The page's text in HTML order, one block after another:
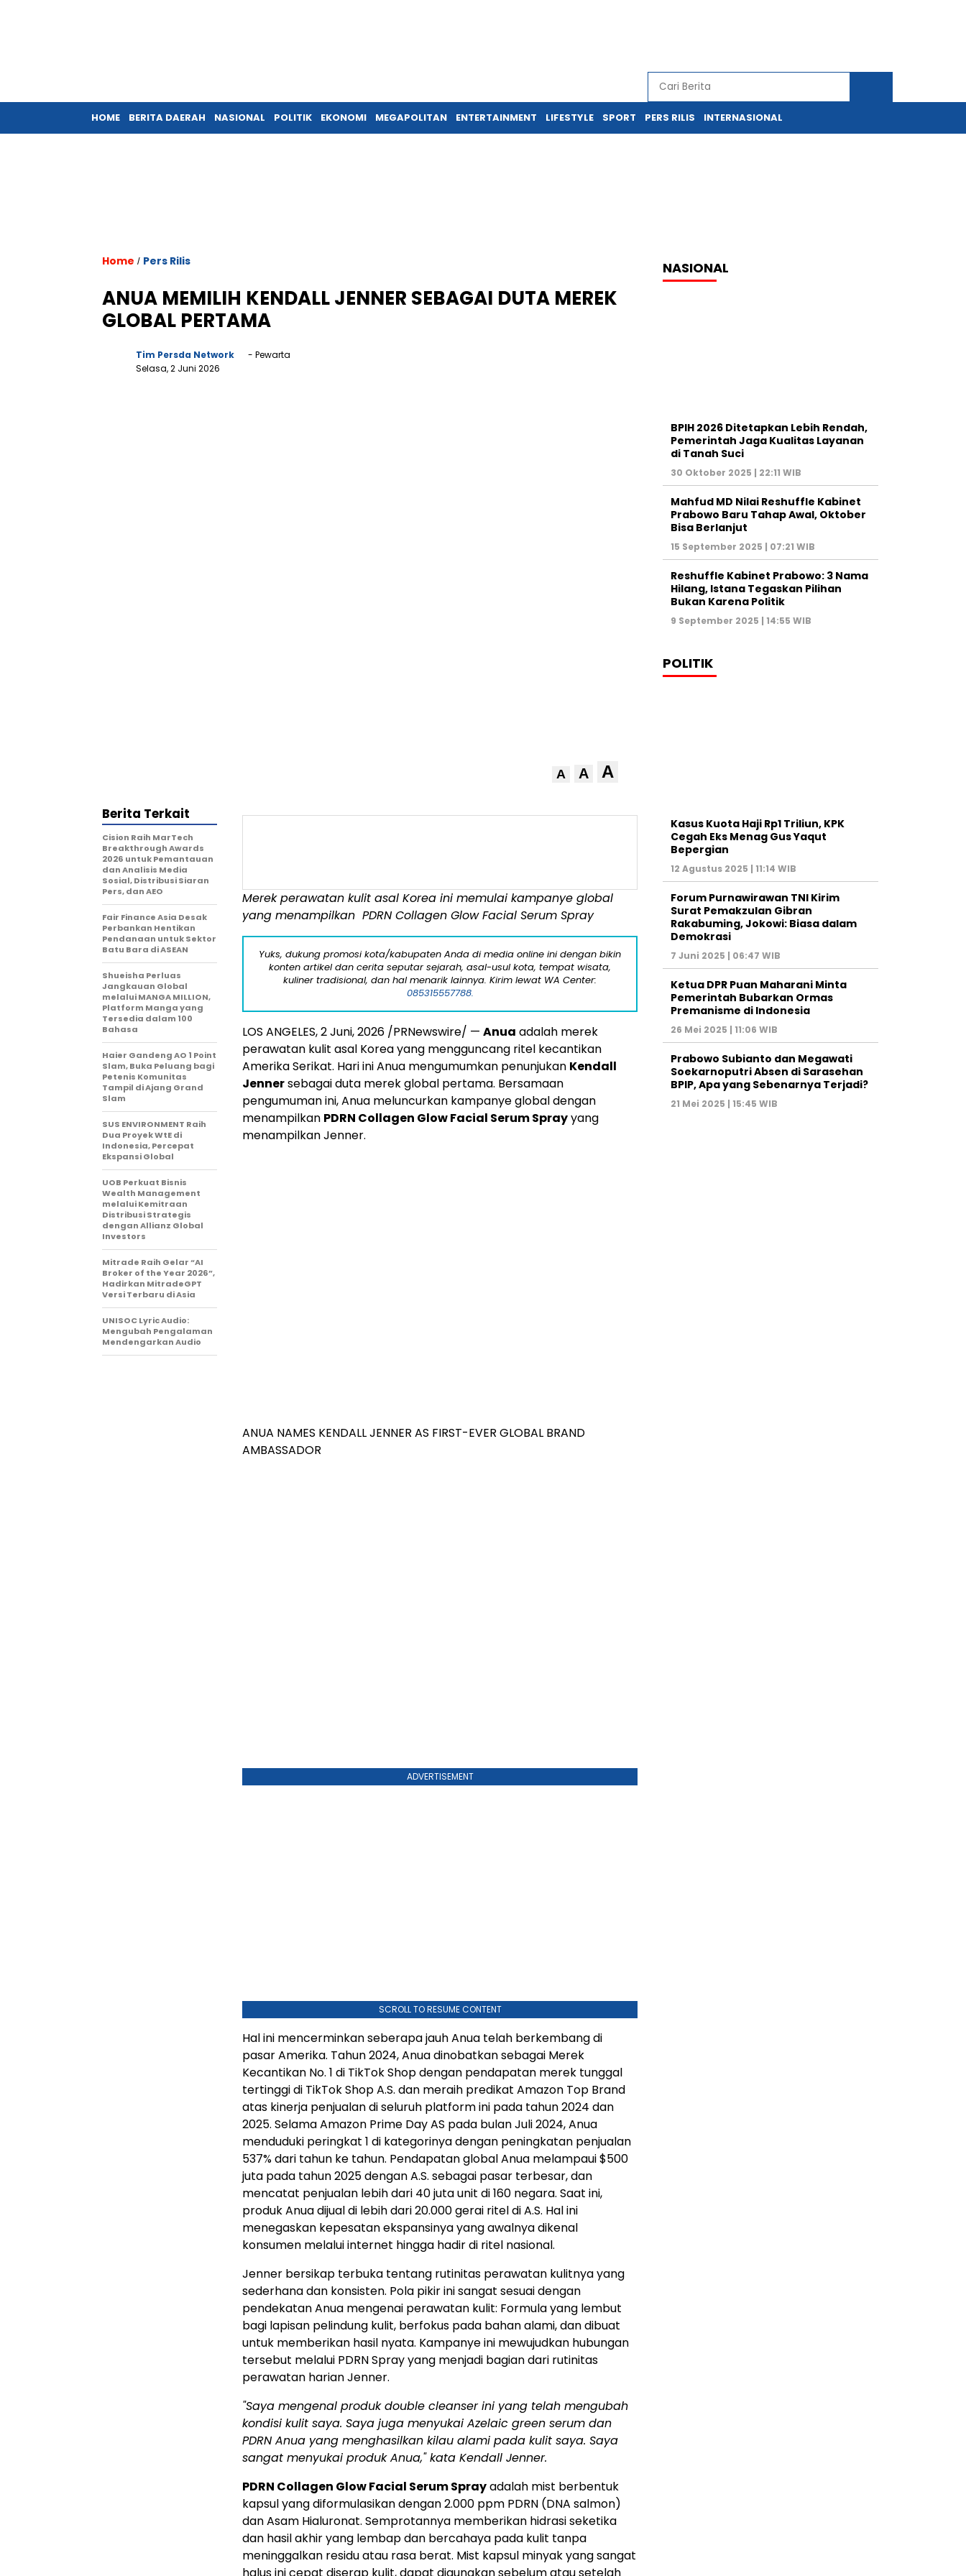
HOME BERITA DAERAH NASIONAL POLITIK EKONOMI MEGAPOLITAN ENTERTAINMENT LIFESTYLE SPORT PERS RILIS INTERNASIONAL
Home / Pers Rilis
ANUA MEMILIH KENDALL JENNER SEBAGAI DUTA MEREK
GLOBAL PERTAMA
Tim Persda Network
- Pewarta
Selasa, 2 Juni 2026
A A A
Merek perawatan kulit asal Korea ini memulai kampanye global
yang menampilkan PDRN Collagen Glow Facial Serum Spray
Yuks, dukung promosi kota/kabupaten Anda di media online ini dengan bikin
konten artikel dan cerita seputar sejarah, asal-usul kota, tempat wisata,
kuliner tradisional, dan hal menarik lainnya. Kirim lewat WA Center:
085315557788.
LOS ANGELES,2 Juni, 2026 /PRNewswire/ — Anua adalah merek
perawatan kulit asal Korea yang mengguncang ritel kecantikan
Amerika Serikat. Hari ini Anua mengumumkan penunjukan Kendall
Jennersebagai duta merek global pertama. Bersamaan
pengumuman ini, Anua meluncurkan kampanye global dengan
menampilkan PDRN Collagen Glow Facial Serum Sprayyang
menampilkan Jenner.
ANUA NAMES KENDALL JENNER AS FIRST-EVER GLOBAL BRAND
AMBASSADOR
ADVERTISEMENT
SCROLL TO RESUME CONTENT
Hal ini mencerminkan seberapa jauh Anua telah berkembang di
pasar Amerika. Tahun 2024, Anua dinobatkan sebagai Merek
Kecantikan No. 1 di TikTok Shop dengan pendapatan merek tunggal
tertinggi di TikTok Shop A.S. dan meraih predikat Amazon Top Brand
atas kinerja penjualan di seluruh platform ini pada tahun 2024 dan
2025. Selama Amazon Prime Day AS pada bulan Juli 2024, Anua
menduduki peringkat 1 di kategorinya dengan peningkatan penjualan
537% dari tahun ke tahun. Pendapatan global Anua melampaui $500
juta pada tahun 2025 dengan A.S. sebagai pasar terbesar, dan
mencatat penjualan lebih dari 40 juta unit di 160 negara. Saat ini,
produk Anua dijual di lebih dari 20.000 gerai ritel di A.S. Hal ini
menegaskan kepesatan ekspansinya yang awalnya dikenal
konsumen melalui internet hingga hadir di ritel nasional.
Jenner bersikap terbuka tentang rutinitas perawatan kulitnya yang
sederhana dan konsisten. Pola pikir ini sangat sesuai dengan
pendekatan Anua mengenai perawatan kulit: Formula yang lembut
bagi lapisan pelindung kulit, berfokus pada bahan alami, dan dibuat
untuk memberikan hasil nyata. Kampanye ini mewujudkan hubungan
tersebut melalui PDRN Spray yang menjadi bagian dari rutinitas
perawatan harian Jenner.
"Saya mengenal produk double cleanser ini yang telah mengubah
kondisi kulit saya. Saya juga menyukai Azelaic green serum dan
PDRN Anua yang menghasilkan kilau alami pada kulit saya. Saya
sangat menyukai produk Anua,"kata Kendall Jenner.
PDRN Collagen Glow Facial Serum Sprayadalah mist berbentuk
kapsul yang diformulasikan dengan 2.000 ppm PDRN (DNA salmon)
dan Asam Hialuronat. Semprotannya memberikan hidrasi seketika
dan hasil akhir yang lembap dan bercahaya pada kulit tanpa
meninggalkan residu atau rasa berat. Mist kapsul minyak yang sangat
Berita Terkait
Cision Raih MarTech
Breakthrough Awards
2026 untuk Pemantauan
dan Analisis Media
Sosial, Distribusi Siaran
Pers, dan AEO
Fair Finance Asia Desak
Perbankan Hentikan
Pendanaan untuk Sektor
Batu Bara di ASEAN
Shueisha Perluas
Jangkauan Global
melalui MANGA MILLION,
Platform Manga yang
Tersedia dalam 100
Bahasa
Haier Gandeng AO 1 Point
Slam, Buka Peluang bagi
Petenis Komunitas
Tampil di Ajang Grand
Slam
SUS ENVIRONMENT Raih
Dua Proyek WtE di
Indonesia, Percepat
Ekspansi Global
UOB Perkuat Bisnis
Wealth Management
melalui Kemitraan
Distribusi Strategis
dengan Allianz Global
Investors
Mitrade Raih Gelar “AI
Broker of the Year 2026”,
Hadirkan MitradeGPT
Versi Terbaru di Asia
UNISOC Lyric Audio:
Mengubah Pengalaman
Mendengarkan Audio
NASIONAL
BPIH 2026 Ditetapkan Lebih Rendah,
Pemerintah Jaga Kualitas Layanan
di Tanah Suci
30 Oktober 2025 | 22:11 WIB
Mahfud MD Nilai Reshuffle Kabinet
Prabowo Baru Tahap Awal, Oktober
Bisa Berlanjut
15 September 2025 | 07:21 WIB
Reshuffle Kabinet Prabowo: 3 Nama
Hilang, Istana Tegaskan Pilihan
Bukan Karena Politik
9 September 2025 | 14:55 WIB
POLITIK
Kasus Kuota Haji Rp1 Triliun, KPK
Cegah Eks Menag Gus Yaqut
Bepergian
12 Agustus 2025 | 11:14 WIB
Forum Purnawirawan TNI Kirim
Surat Pemakzulan Gibran
Rakabuming, Jokowi: Biasa dalam
Demokrasi
7 Juni 2025 | 06:47 WIB
Ketua DPR Puan Maharani Minta
Pemerintah Bubarkan Ormas
Premanisme di Indonesia
26 Mei 2025 | 11:06 WIB
Prabowo Subianto dan Megawati
Soekarnoputri Absen di Sarasehan
BPIP, Apa yang Sebenarnya Terjadi?
21 Mei 2025 | 15:45 WIB